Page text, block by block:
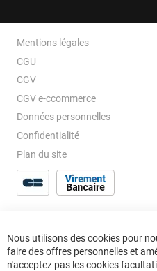
Mentions légales
CGU
CGV
CGV e-ccommerce
Données personnelles
Confidentialité
Plan du site
Nous utilisons des cookies pour
faire des offres personnelles et
n'acceptez pas les cookies